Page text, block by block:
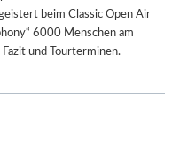
beim Classic Open Air
6000 Menschen am
und Tourterminen.